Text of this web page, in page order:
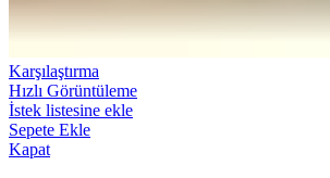
Karşılaştırma
Hızlı Görüntüleme
İstek listesine ekle
Sepete Ekle
Kapat